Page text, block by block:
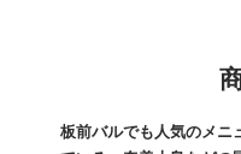
板前バルでも人気のメニ